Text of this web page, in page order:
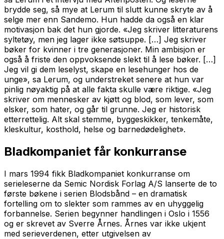
brydde seg, så mye at Lerum til slutt kunne skryte av å
selge mer enn Sandemo. Hun hadde da også en klar
motivasjon bak det hun gjorde. «Jeg skriver litteraturens
syltetøy, men jeg lager ikke søtsuppe. […] Jeg skriver
bøker for kvinner i tre generasjoner. Min ambisjon er
også å friste den oppvoksende slekt til å lese bøker. […]
Jeg vil gi dem leselyst, skape en lesehunger hos de
unge», sa Lerum, og understreket senere at hun var
pinlig nøyaktig på at alle fakta skulle være riktige. «Jeg
skriver om mennesker av kjøtt og blod, som lever, som
elsker, som hater, og går til grunne. Jeg er historisk
etterrettelig. Alt skal stemme, byggeskikker, tenkemåte,
kleskultur, kosthold, helse og barnedødelighet».
Bladkompaniet får konkurranse
I mars 1994 fikk Bladkompaniet konkurranse om
serieleserne da Semic Nordisk Forlag A/S lanserte de to
første bøkene i serien Blodsbånd – en dramatisk
fortelling om to slekter som rammes av en uhyggelig
forbannelse. Serien begynner handlingen i Oslo i 1556
og er skrevet av Sverre Årnes. Årnes var ikke ukjent
med serieverdenen, etter utgivelsen av